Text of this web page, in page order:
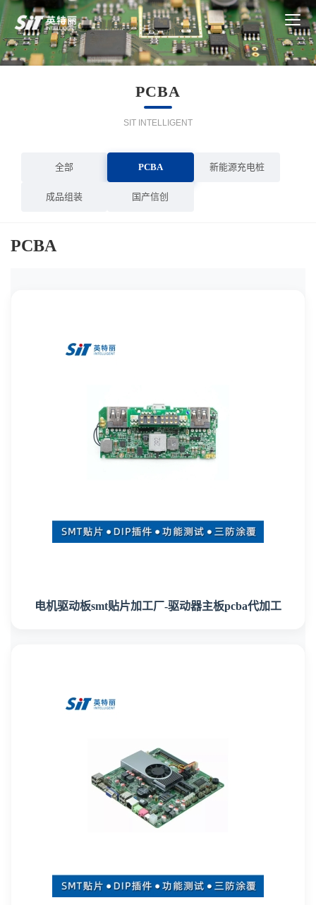
PCBA
SIT INTELLIGENT
全部 PCBA 新能源充电桩
成品组装 国产信创
PCBA
电机驱动板smt贴片加工厂-驱动器主板pcba代加工